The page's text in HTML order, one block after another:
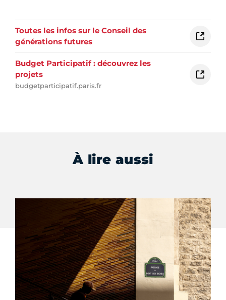
Toutes les infos sur le Conseil des
générations futures
Budget Participatif : découvrez les
projets
budgetparticipatif.paris.fr
À lire aussi